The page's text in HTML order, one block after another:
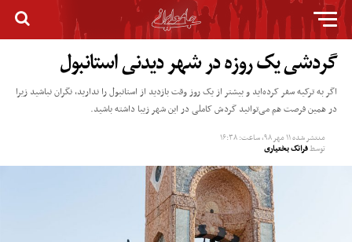
گردشی یک روزه در شهر دیدنی استانبول
اگر به ترکیه سفر کرده‌اید و بیشتر از یک روز وقت بازدید از استانبول را ندارید، نگران نباشید زیرا
در همین فرصت هم می‌توانید گردش کاملی در این شهر زیبا داشته باشید.
منتشر شده۱۱ مهر ۹۸, ساعت: ۱۶:۳۸
توسطفرانک بختیاری